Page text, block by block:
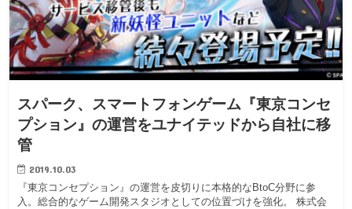
スパーク、スマートフォンゲーム『東京コンセ
プション』の運営をユナイテッドから自社に移
管
2019.10.03
『東京コンセプション』の運営を皮切りに本格的なBtoC分野に参
入。総合的なゲーム開発スタジオとしての位置づけを強化。 株式会